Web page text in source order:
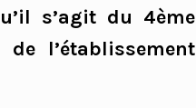
s’agit du 4ème
l’établissement